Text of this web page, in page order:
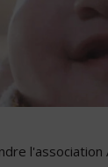
l'association